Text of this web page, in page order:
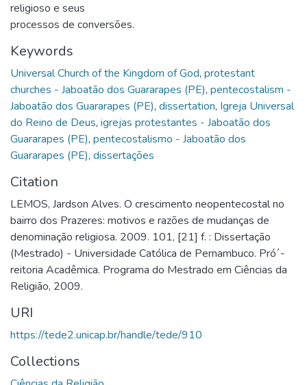
religioso e seus
processos de conversões.
Keywords
Universal Church of the Kingdom of God, protestant
churches - Jaboatão dos Guararapes (PE), pentecostalism -
Jaboatão dos Guararapes (PE), dissertation, Igreja Universal
do Reino de Deus, igrejas protestantes - Jaboatão dos
Guararapes (PE), pentecostalismo - Jaboatão dos
Guararapes (PE), dissertações
Citation
LEMOS, Jardson Alves. O crescimento neopentecostal no
bairro dos Prazeres: motivos e razões de mudanças de
denominação religiosa. 2009. 101, [21] f. : Dissertação
(Mestrado) - Universidade Católica de Pernambuco. Pró´-
reitoria Acadêmica. Programa do Mestrado em Ciências da
Religião, 2009.
URI
https://tede2.unicap.br/handle/tede/910
Collections